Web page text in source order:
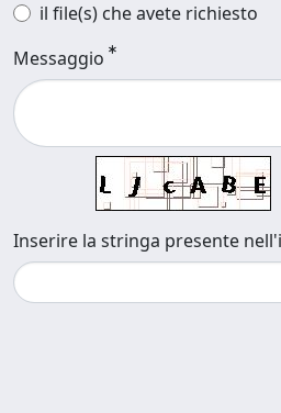
il file(s) che avete richiesto
Messaggio
Inserire la stringa presente